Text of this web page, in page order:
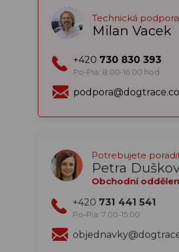
Technická podpora
Milan Vacek
+420 730 830 393
Po-Pia: 8:00-16:00 hod
Potrebujete
Petra
Obchodní
+420 731 441 541
Po-Pia: 7:00-15:00